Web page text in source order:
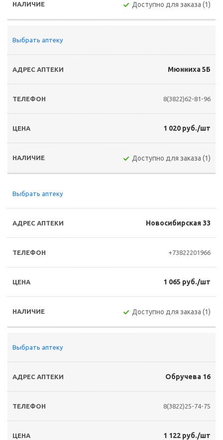
Доступно для заказа (1)
Выбрать аптеку
Мюнниха 5Б
8(3822)62-81-96
1 020 руб./шт
Доступно для заказа (1)
Выбрать аптеку
Новосибирская 33
+73822201966
1 065 руб./шт
Доступно для заказа (1)
Выбрать аптеку
Обручева 16
8(3822)25-74-75
1 122 руб./шт